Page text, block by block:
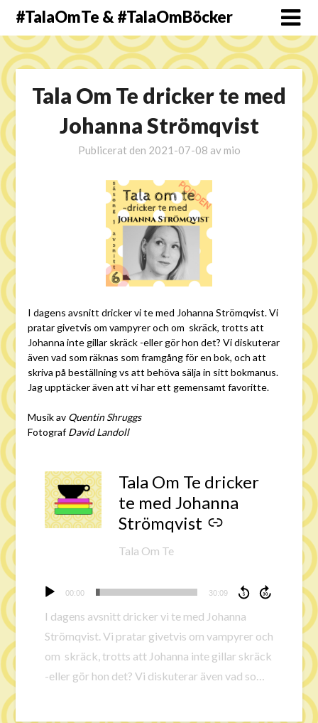
#TalaOmTe & #TalaOmBöcker
Tala Om Te dricker te med
Johanna Strömqvist
Publicerat den 2021-07-08 av mio
I dagens avsnitt dricker vi te med Johanna Strömqvist. Vi
pratar givetvis om vampyrer och om skräck, trotts att
Johanna inte gillar skräck -eller gör hon det? Vi diskuterar
även vad som räknas som framgång för en bok, och att
skriva på beställning vs att behöva sälja in sitt bokmanus.
Jag upptäcker även att vi har ett gemensamt favoritte.
Musik av Quentin Shruggs
FotografDavid Landoll
Tala Om Te dricker
te med Johanna
Strömqvist
-
Tala Om Te
I dagens avsnitt dricker vi te med Johanna
Strömqvist. Vi pratar givetvis om vampyrer och
om skräck, trotts att Johanna inte gillar skräck
-eller gör hon det? Vi diskuterar även vad som
Ljudspelare
00:00 30:09